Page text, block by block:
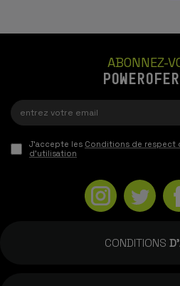
ABONNEZ-
J'accepte les Conditions de respect
d'utilisation
CONDITIONS